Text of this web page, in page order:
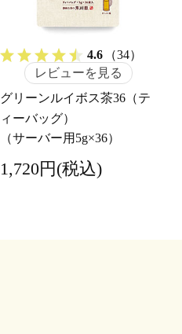
4.6
（34）
レビューを見る
グリーンルイボス茶36（テ
ィーバッグ）
（サーバー用5g×36）
1,720円(税込)